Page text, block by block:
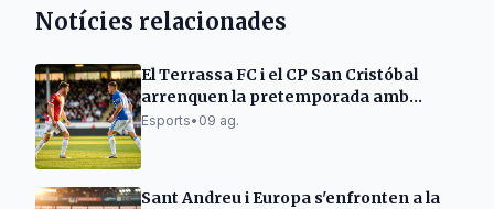
Notícies relacionades
El Terrassa FC i el CP San Cristóbal
arrenquen la pretemporada amb
victòries i empats
Esports• 09 ag.
Sant Andreu i Europa s'enfronten a la